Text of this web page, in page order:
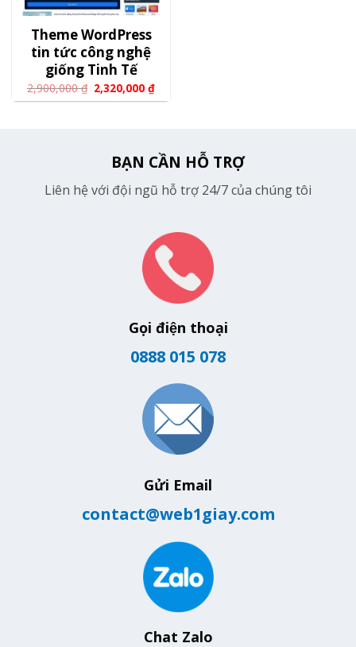
Theme WordPress
tin tức công nghệ
giống Tinh Tế
2,900,000₫ 2,320,000₫
BẠN CẦN HỖ TRỢ
Liên hệ với đội ngũ hỗ trợ 24/7 của chúng tôi
Gọi điện thoại
0888 015 078
Gửi Email
contact@web1giay.com
Chat Zalo